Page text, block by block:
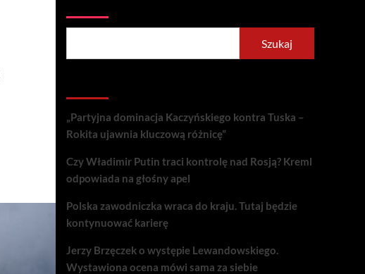
Szukaj
„Partyjna dominacja Kaczyńskiego kontra Tuska –
Rokita ujawnia kluczową różnicę”
Czy Władimir Putin traci kontrolę nad Rosją? Kreml
odpowiada na głośny apel
Polska zawodniczka wraca do kraju. Tutaj będzie
kontynuować karierę
Jerzy Brzęczek o występie Lewandowskiego.
Wystawiona ocena mówi sama za siebie